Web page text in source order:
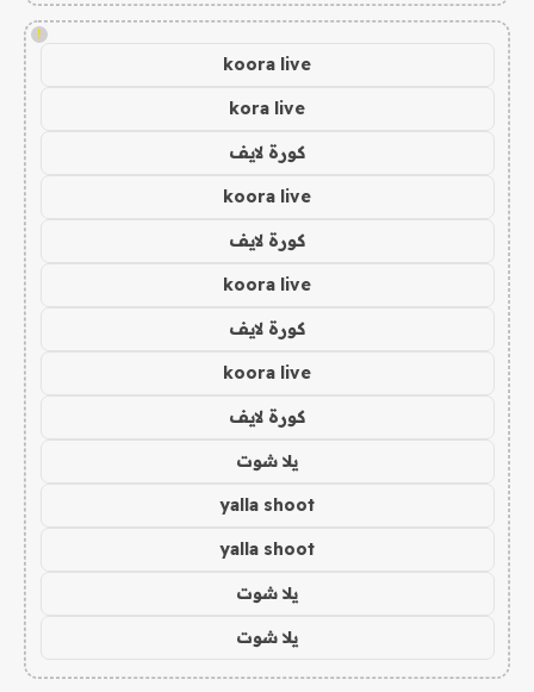
!
koora live
kora live
كورة لايف
koora live
كورة لايف
koora live
كورة لايف
koora live
كورة لايف
يلا شوت
yalla shoot
yalla shoot
يلا شوت
يلا شوت